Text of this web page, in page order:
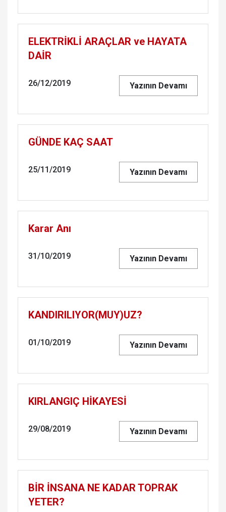
ELEKTRİKLİ ARAÇLAR ve HAYATA
DAİR
26/12/2019 Yazının Devamı
GÜNDE KAÇ SAAT
25/11/2019 Yazının Devamı
Karar Anı
31/10/2019 Yazının Devamı
KANDIRILIYOR(MUY)UZ?
01/10/2019 Yazının Devamı
KIRLANGIÇ HİKAYESİ
29/08/2019 Yazının Devamı
BİR İNSANA NE KADAR TOPRAK
YETER?